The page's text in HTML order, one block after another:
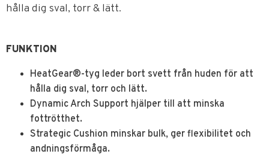
hålla dig sval, torr & lätt.
FUNKTION
HeatGear®-tyg leder bort svett från huden för att
hålla dig sval, torr och lätt.
Dynamic Arch Support hjälper till att minska
fottrötthet.
Strategic Cushion minskar bulk, ger flexibilitet och
andningsförmåga.